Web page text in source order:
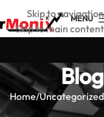
Skip to navigation
Skip to main content
MENU
Blog
Home Uncategorized